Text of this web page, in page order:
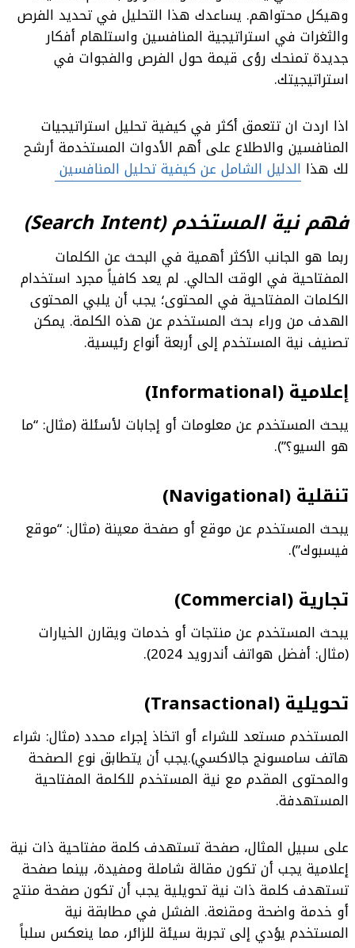
وهيكل محتواهم. يساعدك هذا التحليل في تحديد الفرص
والثغرات في استراتيجية المنافسين واستلهام أفكار
جديدةتمنحك رؤى قيمة حول الفرص والفجوات في
استراتيجيتك.
اذا اردت ان تتعمق أكثر في كيفية تحليل استراتيجيات
المنافسين والاطلاع على أهم الأدوات المستخدمة أرشح
لك هذا الدليل الشامل عن كيفية تحليل المنافسين
فهم نية المستخدم (Search Intent)
ربما هو الجانب الأكثر أهمية في البحث عن الكلمات
المفتاحية في الوقت الحالي. لم يعد كافياً مجرد استخدام
الكلمات المفتاحية في المحتوى؛ يجب أن يلبي المحتوى
الهدف من وراء بحث المستخدم عن هذه الكلمة. يمكن
تصنيف نية المستخدم إلى أربعة أنواع رئيسية.
إعلامية (Informational)
يبحث المستخدم عن معلومات أو إجابات لأسئلة (مثال: “ما
هو السيو؟”).
تنقلية (Navigational)
يبحث المستخدم عن موقع أو صفحة معينة (مثال: “موقع
فيسبوك”).
تجارية (Commercial)
يبحث المستخدم عن منتجات أو خدمات ويقارن الخيارات
(مثال: أفضل هواتف أندرويد 2024).
تحويلية (Transactional)
المستخدم مستعد للشراء أو اتخاذ إجراء محدد (مثال: شراء
هاتف سامسونج جالاكسي).يجب أن يتطابق نوع الصفحة
والمحتوى المقدم مع نية المستخدم للكلمة المفتاحية
المستهدفة.
على سبيل المثال، صفحة تستهدف كلمة مفتاحية ذات نية
إعلامية يجب أن تكون مقالة شاملة ومفيدة، بينما صفحة
تستهدف كلمة ذات نية تحويلية يجب أن تكون صفحة منتج
أو خدمة واضحة ومقنعة. الفشل في مطابقة نية
المستخدم يؤدي إلى تجربة سيئة للزائر، مما ينعكس سلباً